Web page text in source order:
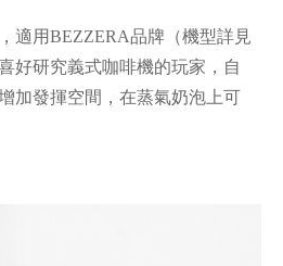
適用BEZZERA品牌（機型詳見
好研究義式咖啡機的玩家，自
加發揮空間，在蒸氣奶泡上可